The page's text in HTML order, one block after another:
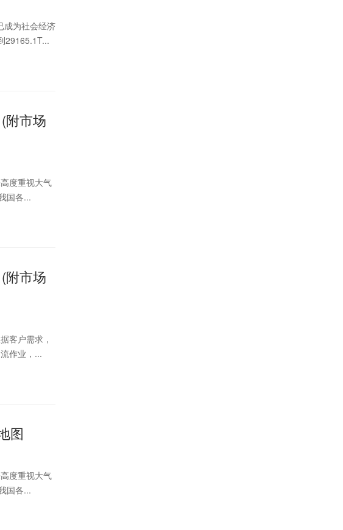
成为社会经济
29165.1T...
附市场
度重视大气
国各...
附市场
客户需求，
作业，...
图
度重视大气
国各...